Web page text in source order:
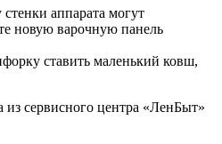
аппарата могут
новую варочную панель
ставить маленький ковш,
из сервисного центра «ЛенБыт»